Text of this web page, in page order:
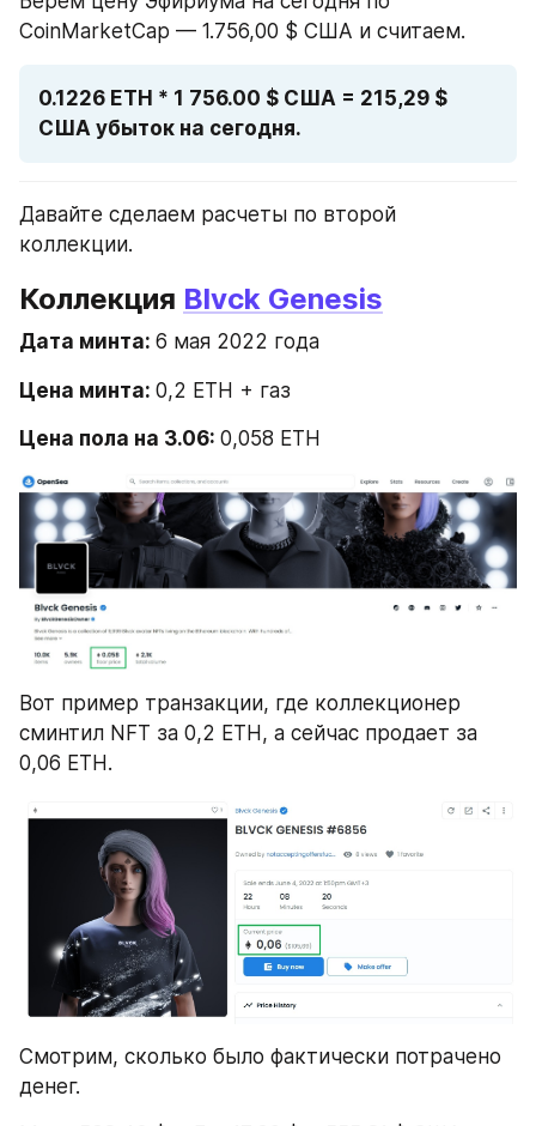
CoinMarketCap — 1.756,00 $ США и считаем.
0.1226 ETH * 1 756.00 $ США = 215,29 $
США убыток на сегодня.
Давайте сделаем расчеты по второй
коллекции.
Коллекция Blvck Genesis
Дата минта: 6 мая 2022 года
Цена минта: 0,2 ЕТН + газ
Цена пола на 3.06: 0,058 ЕТН
Вот пример транзакции, где коллекционер
сминтил NFT за 0,2 ETH, а сейчас продает за
0,06 ETH.
Смотрим, сколько было фактически потрачено
денег.